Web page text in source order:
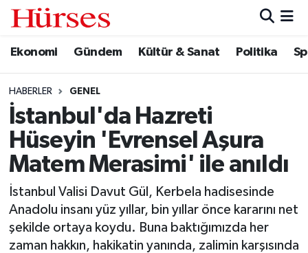
Ekonomi Gündem Kültür & Sanat Politika
HABERLER GENEL
İstanbul'da Hazreti
Hüseyin 'Evrensel Aşura
Matem Merasimi' ile anıldı
İstanbul Valisi Davut Gül, Kerbela hadisesinde
Anadolu insanı yüz yıllar, bin yıllar önce kararını net
şekilde ortaya koydu. Buna baktığımızda her
zaman hakkın, hakikatin yanında, zalimin karşısında
Ekonomi
Gündem
Kültür & Sanat
Politika
Spor
Turizm
Hava Durumu
Trafik Durumu
Süper Lig Puan Durumu ve Fikstür
Tüm Manşetler
Son Dakika Haberleri
Haber Arşivi